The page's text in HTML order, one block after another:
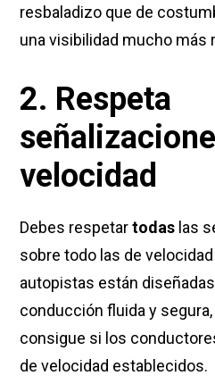
resbaladizo que de
una visibilidad mucho más
2. Respeta
velocidad
Debes respetartodas las
sobre todo las de
autopistas están
conducción fluida y
consigue si los
de velocidad establecidos.